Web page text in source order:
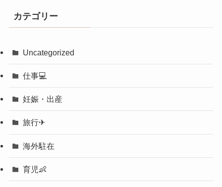
カテゴリー
Uncategorized
仕事💻
妊娠・出産
旅行✈︎
海外駐在
育児👶